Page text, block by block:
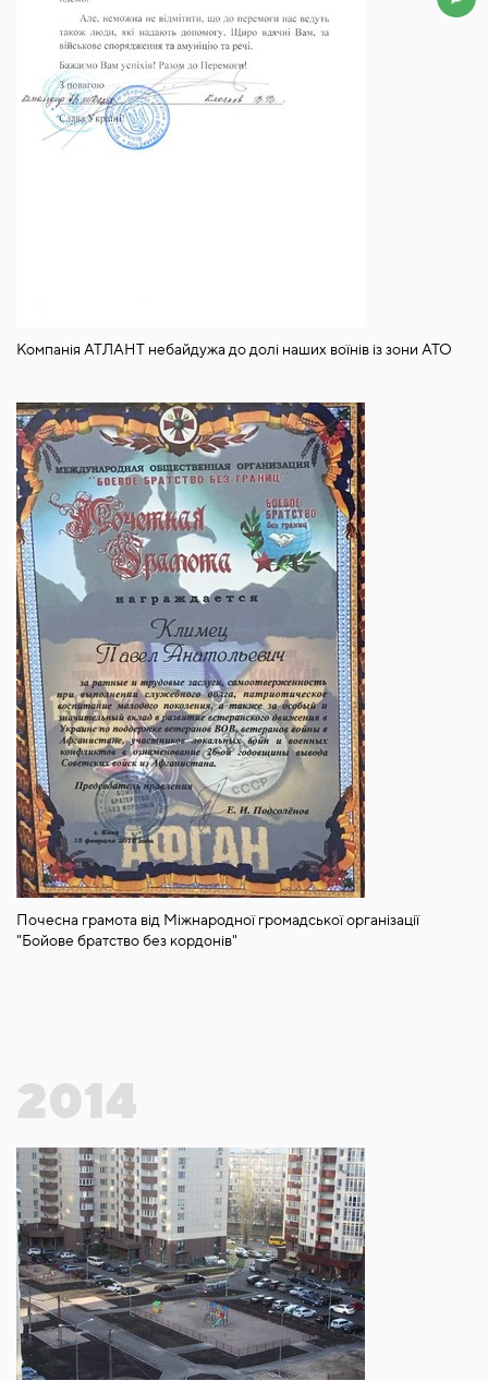
Компанія АТЛАНТ небайдужа до долі наших воїнів із зони АТО
Почесна грамота від Міжнародної громадської організації
"Бойове братство без кордонів"
2014